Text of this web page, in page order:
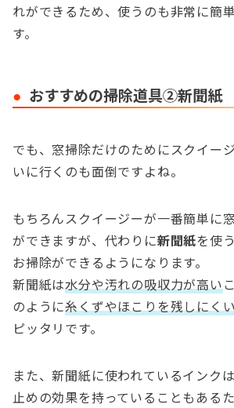
れができるため、使うのも非常に簡
す。
おすすめの掃除道具②新聞紙
でも、窓掃除だけのためにスクイー
いに行くのも面倒ですよね。
もちろんスクイージーが一番簡単に
ができますが、代わりに新聞紙を使
お掃除ができるようになります。
新聞紙は水分や汚れの吸収力が高い
のように糸くずやほこりを残しにく
ピッタリです。
また、新聞紙に使われているインク
止めの効果を持っていることもある